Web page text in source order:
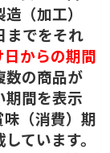
（加工）
までをそれ
日からの期間
数の商品が
期間を表示
（消費）期
ています。